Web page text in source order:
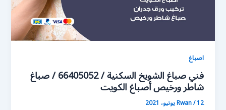
اصباغ
فني صباغ الشويخ السكنية / 66405052 / صباغ
شاطر ورخيص أصباغ الكويت
Rwan/12 يونيو، 2021